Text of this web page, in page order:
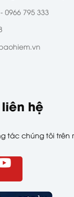
0966 795 333
hệ
tác chúng tôi trên